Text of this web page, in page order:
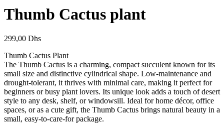
Thumb Cactus plant
299,00 Dhs
Thumb Cactus Plant
The Thumb Cactus is a charming, compact succulent known for its
small size and distinctive cylindrical shape. Low-maintenance and
drought-tolerant, it thrives with minimal care, making it perfect for
beginners or busy plant lovers. Its unique look adds a touch of desert
style to any desk, shelf, or windowsill. Ideal for home décor, office
spaces, or as a cute gift, the Thumb Cactus brings natural beauty in a
small, easy-to-care-for package.